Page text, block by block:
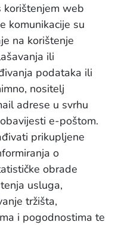
korištenjem web
komunikacije su
na korištenje
ili
podataka ili
nositelj
adrese u svrhu
e-poštom.
prikupljene
o
obrade
usluga,
tržišta,
i pogodnostima te